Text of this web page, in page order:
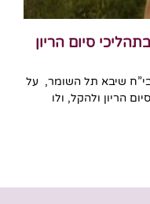
סיום הריון
שיבא תל השומר, על
הריון ולהקל, ולו